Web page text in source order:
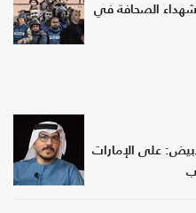
شهداء الصحافة في
الأبيض: على الإمارات